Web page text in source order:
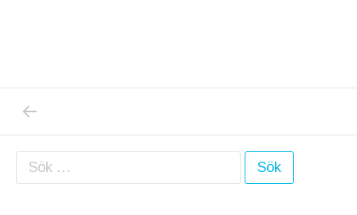
Inläggsnavigering
Sök efter: